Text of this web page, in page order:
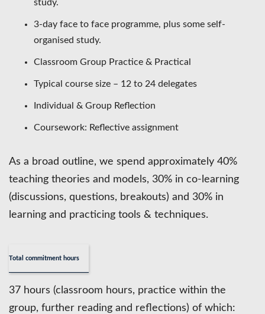
study.
3-day face to face programme, plus some self-
organised study.
Classroom Group Practice & Practical
Typical course size – 12 to 24 delegates
Individual & Group Reflection
Coursework: Reflective assignment
As a broad outline, we spend approximately 40%
teaching theories and models, 30% in co-learning
(discussions, questions, breakouts) and 30% in
learning and practicing tools & techniques.
Total commitment hours
37 hours (classroom hours, practice within the
group, further reading and reflections) of which: